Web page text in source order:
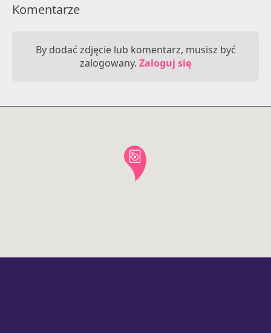
Komentarze
By dodać zdjęcie lub komentarz, musisz być
zalogowany. Zaloguj się